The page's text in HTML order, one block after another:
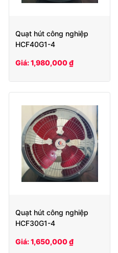
Quạt hút công nghiệp
HCF40G1-4
Giá: 1,980,000 ₫
Quạt hút công nghiệp
HCF30G1-4
Giá: 1,650,000 ₫